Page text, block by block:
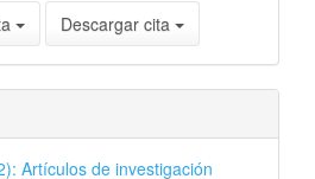
Descargar cita
Artículos de investigación